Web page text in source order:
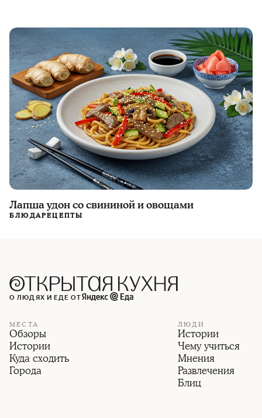
Лапша удон со свининой и овощами
БЛЮДАРЕЦЕПТЫ
О ЛЮДЯХ И ЕДЕ ОТ
МЕСТА
Обзоры
Истории
Куда сходить
Города
ЛЮДИ
Истории
Чему учиться
Мнения
Развлечения
Блиц